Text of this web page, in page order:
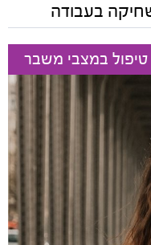
בעבודה
טיפול במצבי משבר